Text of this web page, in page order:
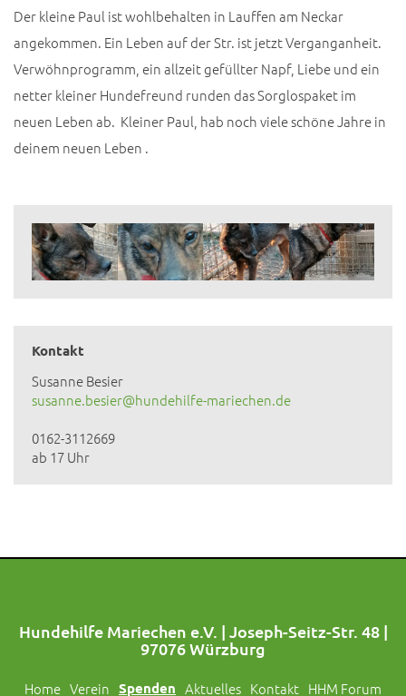
Der kleine Paul ist wohlbehalten in Lauffen am Neckar
angekommen. Ein Leben auf der Str. ist jetzt Verganganheit.
Verwöhnprogramm, ein allzeit gefüllter Napf, Liebe und ein
netter kleiner Hundefreund runden das Sorglospaket im
neuen Leben ab. Kleiner Paul, hab noch viele schöne Jahre in
deinem neuen Leben .
Kontakt
Susanne Besier
susanne.besier@hundehilfe-mariechen.de
0162-3112669
ab 17 Uhr
Hundehilfe Mariechen e.V. | Joseph-Seitz-Str. 48 |
97076 Würzburg
Home Verein Spenden Aktuelles Kontakt HHM Forum